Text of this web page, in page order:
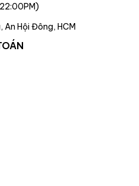
Hội Đông, HCM